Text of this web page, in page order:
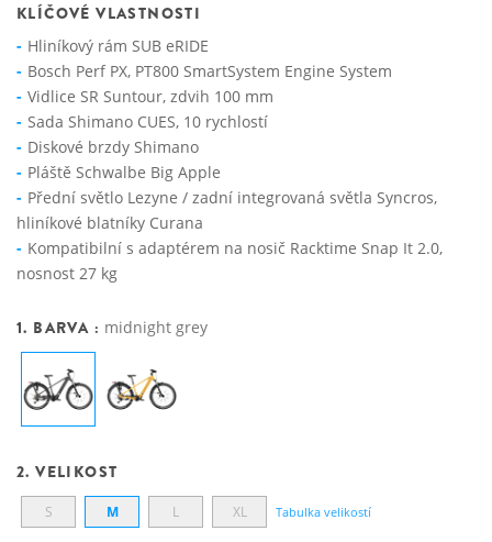
KLÍČOVÉ VLASTNOSTI
Hliníkový rám SUB eRIDE
Bosch Perf PX, PT800 SmartSystem Engine System
Vidlice SR Suntour, zdvih 100 mm
Sada Shimano CUES, 10 rychlostí
Diskové brzdy Shimano
Pláště Schwalbe Big Apple
Přední světlo Lezyne / zadní integrovaná světla Syncros,
hliníkové blatníky Curana
Kompatibilní s adaptérem na nosič Racktime Snap It 2.0,
nosnost 27 kg
1. BARVA : midnight grey
2. VELIKOST
S M L XL Tabulka velikostí